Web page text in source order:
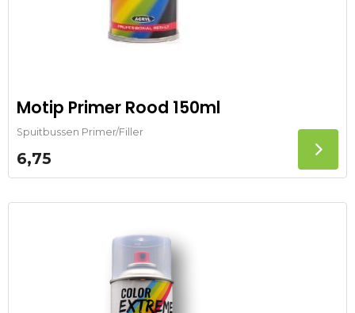
Motip Primer Rood 150ml
Spuitbussen Primer/Filler
6,75